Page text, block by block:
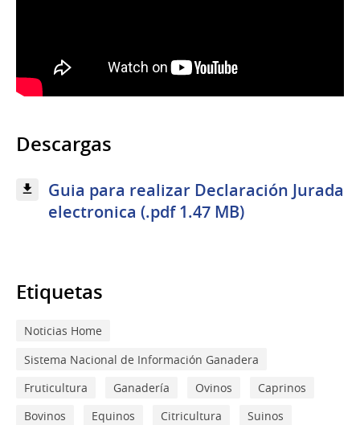
Descargas
Guia para realizar Declaración Jurada
electronica (.pdf 1.47 MB)
Etiquetas
Noticias Home
Sistema Nacional de Información Ganadera
Fruticultura
Ganadería Ovinos
Caprinos
Bovinos
Equinos Citricultura
Suinos